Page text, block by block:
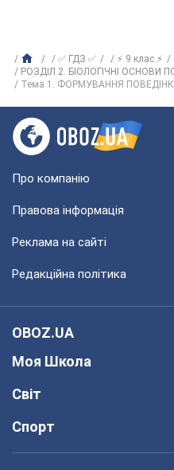
✅ ГДЗ ✅ ⚡ 9 клас ⚡
РОЗДІЛ 2. БІОЛОГІЧНІ ОСНОВИ
Тема 1. ФОРМУВАННЯ
Про компанію
Правова інформація
Реклама на сайті
Редакційна політика
OBOZ.UA
Моя Школа
Світ
Спорт